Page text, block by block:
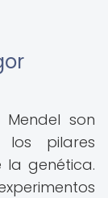
son
pilares
genética.